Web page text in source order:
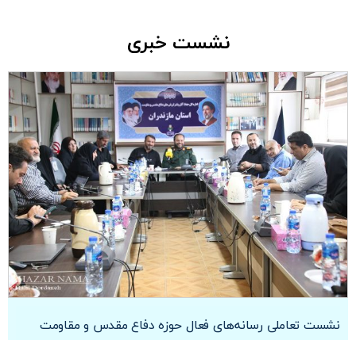
نشست خبری
نشست تعاملی رسانه‌های فعال حوزه دفاع مقدس و مقاومت